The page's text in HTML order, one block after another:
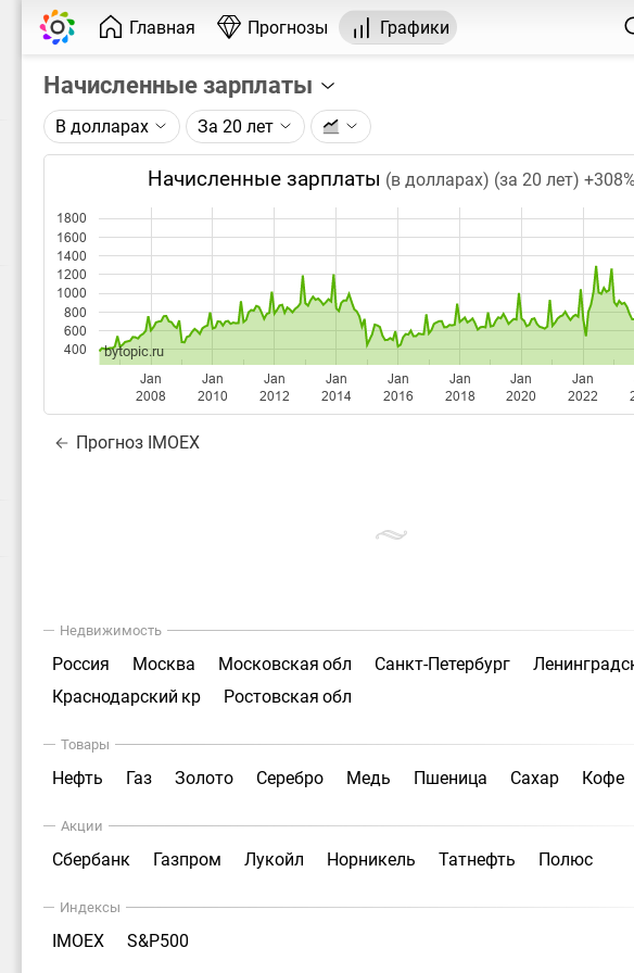
Главная Прогнозы Графики
Начисленные зарплаты
Описание графика:
Среднемесячная номинальная начисленная заработная плата (ФОТ)
работников в целом по экономике по данным Росстата.
Каждая точка на графике - среднее значение за месяц. Таймфрейм
меняется при изменении глубины графика.
Данные добавляются ежемесячно после официальной публикации
В долларах За 20 лет
Начисленные зарплаты (в долларах) (за 20 лет) +308%
Jan
2008
Jan
2010
Jan
2012
Jan
2014
Jan
2016
Jan
2018
Jan
2020
Jan
2022
400
600
800
1000
1200
1400
1600
1800
bytopic.ru
Прогноз IMOEX
Недвижимость
Россия Москва Московская обл Санкт-Петербург
Краснодарский кр
Ростовская обл
Товары
Нефть Газ Золото Серебро Медь Пшеница Сахар Кофе
Акции
Сбербанк Газпром Лукойл Норникель Татнефть Полюс
Индексы
IMOEX S&P500